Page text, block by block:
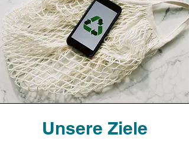
Unsere Ziele